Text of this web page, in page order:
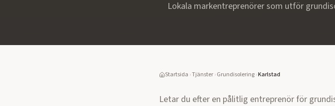
Lokala markentreprenörer som utför
Startsida ›Tjänster›Grundisolering›Karlstad
Letar du efter en pålitlig entreprenör för